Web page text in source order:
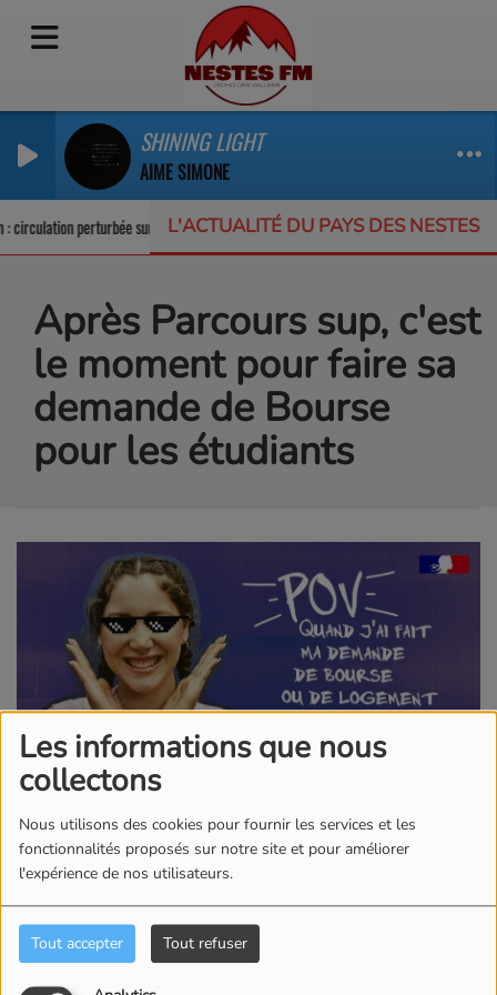
Les informations que nous
collectons
Nous utilisons des cookies pour fournir les services et les
fonctionnalités proposés sur notre site et pour améliorer
l'expérience de nos utilisateurs.
Tout accepter Tout refuser
SHINING LIGHT
AIME SIMONE
L'ACTUALITÉ DU PAYS DES NESTES
perturbée sur la RD123 Un appel à projets pour protéger la
Après Parcours sup, c'est
le moment pour faire sa
demande de Bourse
pour les étudiants
19 MAI 2026
Pour bénéficier d’une bourse l’année prochaine ou
faire une demande de logement universitaire, c'est
le moment de déposer les dossiers. Il est inutile
d’attendre d’être inscrit dans une formation